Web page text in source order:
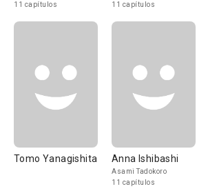
11 capítulos
11 capítulos
Tomo Yanagishita Anna Ishibashi
Asami Tadokoro
11 capítulos